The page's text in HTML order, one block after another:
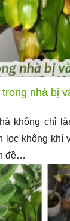
nhà bị
không chỉ
lọc không khí
đề…